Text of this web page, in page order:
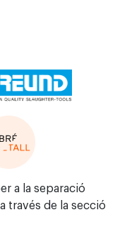
a la separació
través de la secció